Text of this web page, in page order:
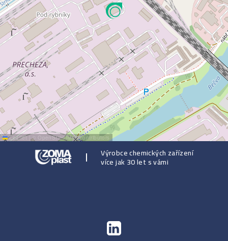
Leaflet © OpenStreetMapcontributors
Výrobce chemických zařízení
více jak 30 let s vámi